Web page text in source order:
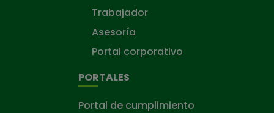
Trabajador
Asesoría
Portal corporativo
PORTALES
Portal de cumplimiento